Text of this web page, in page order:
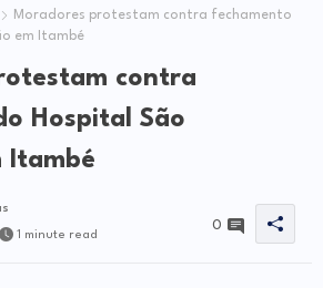
Moradores protestam contra fechamento
em Itambé
contra
Hospital São
Itambé
1 minute read
0